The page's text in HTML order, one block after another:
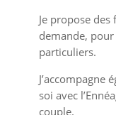
Je propose
demande,
particuliers.
J’accompagne
soi avec
couple.